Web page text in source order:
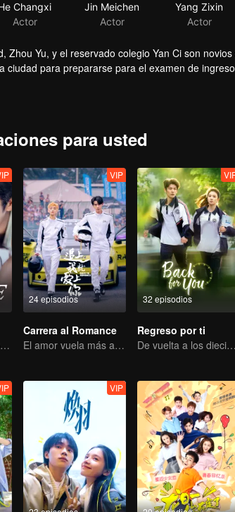
Changxi
Actor
Jin Meichen
Actor
Yang Zixin
Actor
Zhou Yu, y el reservado colegio Yan Ci son
ciudad para prepararse para el examen de
Años más tarde, los tres se reunieron en el
para usted
Ella es su talón de Aquiles y su armadura.
24 episodios
VIP
Carrera al Romance
El amor vuela más allá de las fronteras, la gloria unida como socios
32 episodios
Regreso por ti
De vuelta a los dieciocho, para salvar a su musa blanca de luna
VIP